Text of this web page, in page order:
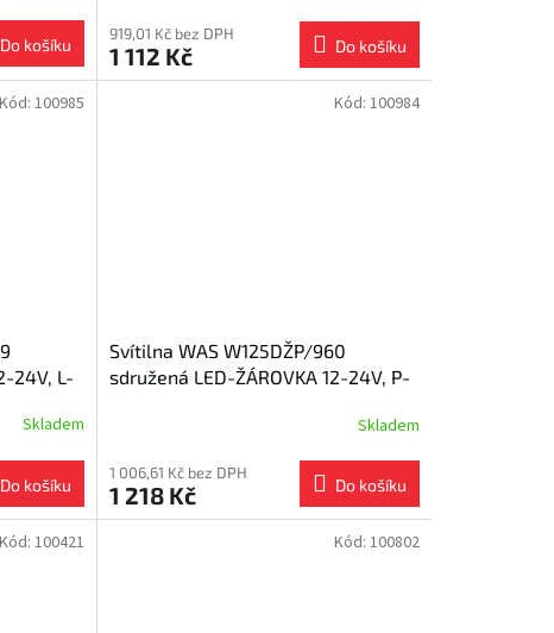
Do košíku
919,01 Kč bez DPH
1 112 Kč Do košíku
24V, L-
Skladem
Do košíku
Kód: 100985
Svítilna WAS W125DŽP/960
sdružená LED-ŽÁROVKA 12-24V, P-
Skladem
1 006,61 Kč bez DPH
1 218 Kč Do košíku
Kód: 100984
Kód: 100421 Kód: 100802